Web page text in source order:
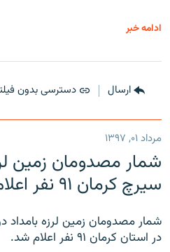
ادامه خبر
ارسال دسترسی بدون
مرداد ۰۱, ۱۳۹۷
شمار مصدومان زمین
سیرچ کرمان ۹۱ نفر اعلام شد
شمار مصدومان زمین لرزه
در استان کرمان ۹۱ نفر اعلام شد.